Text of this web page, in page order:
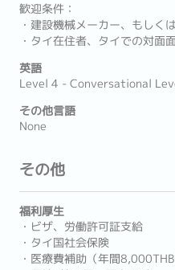
歓迎条件：
・建設機械メーカー、もしく
・タイ在住者、タイでの対面
英語
Level 4 - Conversational
その他言語
None
その他
福利厚生
・ビザ、労働許可証支給
・タイ国社会保険
・医療費補助（年間8,000THB